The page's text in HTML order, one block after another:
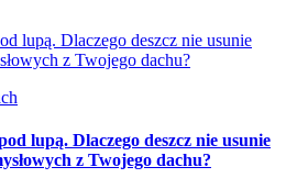
lupą. Dlaczego deszcz nie usunie
z Twojego dachu?
lupą. Dlaczego deszcz nie usunie
z Twojego dachu?